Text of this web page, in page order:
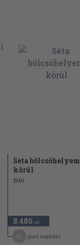
Séta bölcsöhelyem
körül
1940
8.480 ,-Ft
pont kapható